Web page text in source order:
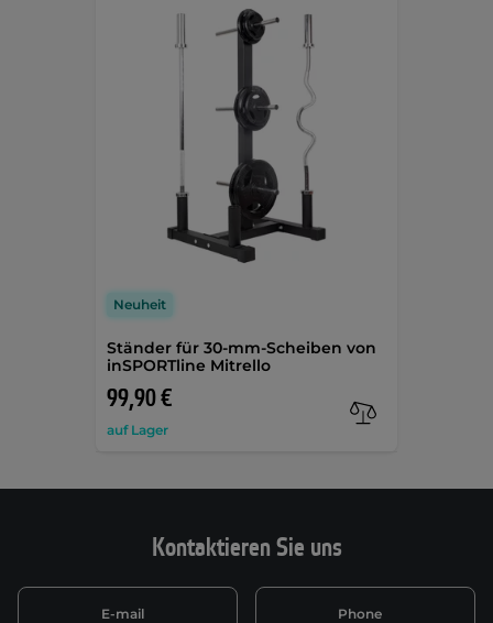
Ständer für 30-mm-Scheiben von
inSPORTline Mitrello
99,90 €
auf Lager
Neuheit
Kontaktieren Sie uns
E-mail Phone